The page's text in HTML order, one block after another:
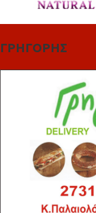
ΓΡΗΓΟΡΗΣ